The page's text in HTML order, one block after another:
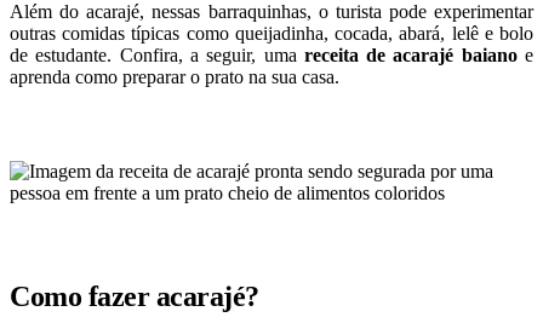
Além do acarajé, nessas barraquinhas, o turista pode experimentar
outras comidas típicas como queijadinha, cocada, abará, lelê e bolo
de estudante. Confira, a seguir, uma receita de acarajé baiano e
aprenda como preparar o prato na sua casa.
Como fazer acarajé?